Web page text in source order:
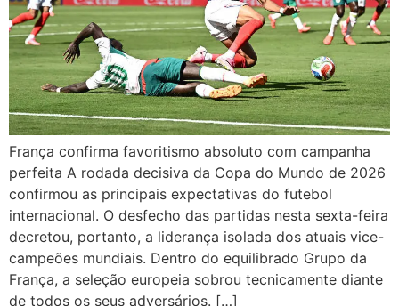
França confirma favoritismo absoluto com campanha
perfeita A rodada decisiva da Copa do Mundo de 2026
confirmou as principais expectativas do futebol
internacional. O desfecho das partidas nesta sexta-feira
decretou, portanto, a liderança isolada dos atuais vice-
campeões mundiais. Dentro do equilibrado Grupo da
França, a seleção europeia sobrou tecnicamente diante
de todos os seus adversários. […]